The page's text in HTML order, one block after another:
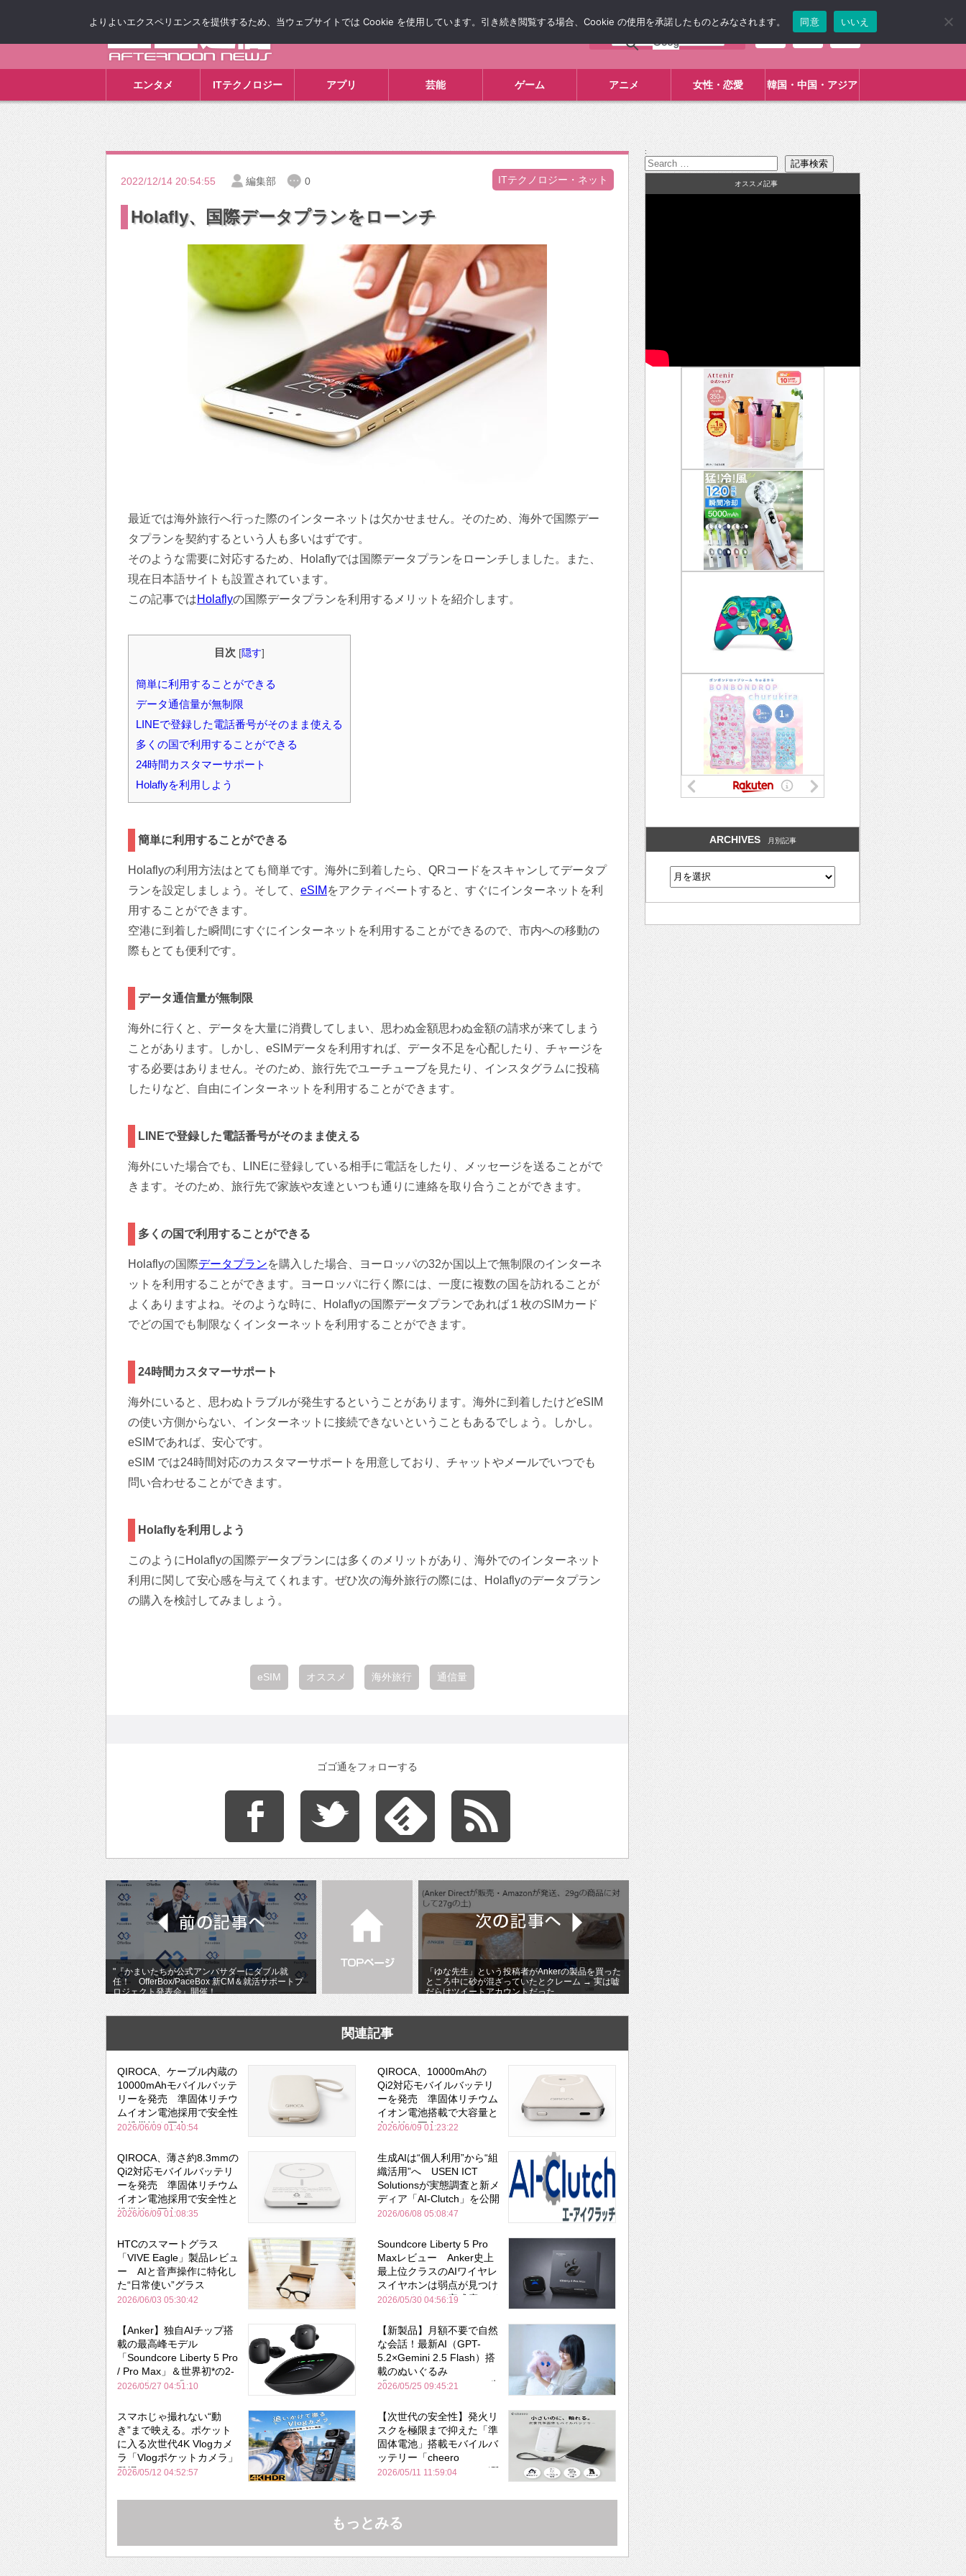
エンタメ ITテクノロジー アプリ 芸能 ゲーム アニメ 女性・恋愛 韓国・中国・アジア
2022/12/14 20:54:55 編集部 0 ITテクノロジー・ネット
Holafly、国際データプランをローンチ
最近では海外旅行へ行った際のインターネットは欠かせません。そのため、海外で国際デー
タプランを契約するという人も多いはずです。
そのような需要に対応するため、Holaflyでは国際データプランをローンチしました。また、
現在日本語サイトも設置されています。
この記事ではHolaflyの国際データプランを利用するメリットを紹介します。
目次 [隠す]
簡単に利用することができる
データ通信量が無制限
LINEで登録した電話番号がそのまま使える
多くの国で利用することができる
24時間カスタマーサポート
Holaflyを利用しよう
簡単に利用することができる
Holaflyの利用方法はとても簡単です。海外に到着したら、QRコードをスキャンしてデータプ
ランを設定しましょう。そして、 eSIM をアクティベートすると、すぐにインターネットを利
用することができます。
空港に到着した瞬間にすぐにインターネットを利用することができるので、市内への移動の
際もとても便利です。
データ通信量が無制限
海外に行くと、データを大量に消費してしまい、思わぬ金額思わぬ金額の請求が来てしまう
ことがあります。しかし、eSIMデータを利用すれば、データ不足を心配したり、チャージを
する必要はありません。そのため、旅行先でユーチューブを見たり、インスタグラムに投稿
したりなど、自由にインターネットを利用することができます。
LINEで登録した電話番号がそのまま使える
海外にいた場合でも、LINEに登録している相手に電話をしたり、メッセージを送ることがで
きます。そのため、旅行先で家族や友達といつも通りに連絡を取り合うことができます。
多くの国で利用することができる
Holaflyの国際データプランを購入した場合、ヨーロッパの32か国以上で無制限のインターネ
ットを利用することができます。ヨーロッパに行く際には、一度に複数の国を訪れることが
よくありますよね。そのような時に、Holaflyの国際データプランであれば１枚のSIMカード
でどの国でも制限なくインターネットを利用することができます。
24時間カスタマーサポート
海外にいると、思わぬトラブルが発生するということがあります。海外に到着したけどeSIM
の使い方側からない、インターネットに接続できないということもあるでしょう。しかし。
eSIMであれば、安心です。
eSIM では24時間対応のカスタマーサポートを用意しており、チャットやメールでいつでも
問い合わせることができます。
Holaflyを利用しよう
このようにHolaflyの国際データプランには多くのメリットがあり、海外でのインターネット
利用に関して安心感を与えてくれます。ぜひ次の海外旅行の際には、Holaflyのデータプラン
の購入を検討してみましょう。
eSIM オススメ 海外旅行 通信量
ゴゴ通をフォローする
"『かまいたちが公式アンバサダーにダブル就
任！ OfferBox/PaceBox 新CM＆就活サポートプ
ロジェクト発表会』開催！
「ゆな先生」という投稿者がAnkerの製品を買った
ところ中に砂が混ざっていたとクレーム → 実は嘘
だらけツイートアカウントだった
関連記事
QIROCA、ケーブル内蔵の
10000mAhモバイルバッテ
リーを発売 準固体リチウ
ムイオン電池採用で安全性
と携帯性を両立
2026/06/09 01:40:54
QIROCA、10000mAhの
Qi2対応モバイルバッテリ
ーを発売 準固体リチウム
イオン電池搭載で大容量と
安全性を両立
2026/06/09 01:23:22
QIROCA、薄さ約8.3mmの
Qi2対応モバイルバッテリ
ーを発売 準固体リチウム
イオン電池採用で安全性と
携帯性を両立
2026/06/09 01:08:35
生成AIは“個人利用”から“組
織活用”へ USEN ICT
Solutionsが実態調査と新メ
ディア「AI-Clutch」を公開
2026/06/08 05:08:47
HTCのスマートグラス
「VIVE Eagle」製品レビュ
ー AIと音声操作に特化し
た“日常使い”グラス
2026/06/03 05:30:42
Soundcore Liberty 5 Pro
Maxレビュー Anker史上
最上位クラスのAIワイヤレ
スイヤホンは弱点が見つけ
づらいくらいの完成度にび
Bose並み
2026/05/30 04:56:19
【Anker】独自AIチップ搭
載の最高峰モデル
「Soundcore Liberty 5 Pro
/ Pro Max」＆世界初*の2-
in-1イヤホン「AeroFit 2
2026/05/27 04:51:10
【新製品】月額不要で自然
な会話！最新AI（GPT-
5.2×Gemini 2.5 Flash）搭
載のぬいぐるみ
「KOTTI」、Makuakeで先
2026/05/25 09:45:21
スマホじゃ撮れない“動
き”まで映える。ポケット
に入る次世代4K Vlogカメ
ラ「Vlogポケットカメラ」
登場
2026/05/12 04:52:57
【次世代の安全性】発火リ
スクを極限まで抑えた「準
固体電池」搭載モバイルバ
ッテリー「cheero
PitaPower 5000mAh」が登
2026/05/11 11:59:04
もっとみる
:
オススメ記事
ARCHIVES 月別記事
よりよいエクスペリエンスを提供するため、当ウェブサイトでは Cookie を使用しています。引き続き閲覧する場合、Cookie の使用を承諾したものとみなされます。 同意 いいえ